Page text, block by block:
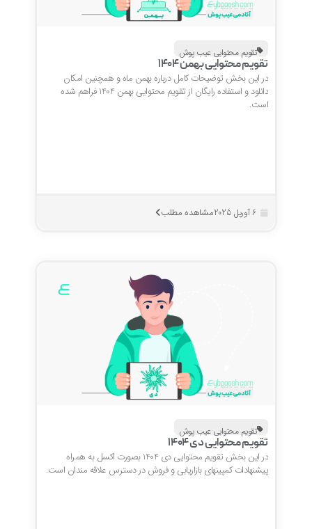
تقویم محتوایی عیب پوش
تقویم محتوایی بهمن 1404
در این بخش توضیحات کامل درباره بهمن ماه و همچنین امکان
دانلود و استفاده رایگان از تقویم محتوایی بهمن 1404 فراهم شده
مشاهده مطلب
تقویم محتوایی عیب پوش
تقویم محتوایی دی 1404
در این بخش تقویم محتوایی دی 1404 بصورت اکسل به همراه
پیشنهادات کمپینهای بازاریابی و فروش در دسترس علاقه مندان است.